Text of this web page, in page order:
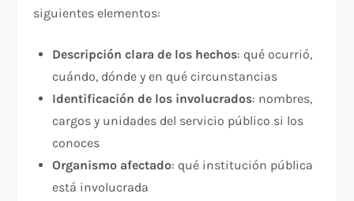
siguientes elementos:
Descripción clara de los hechos: qué ocurrió,
cuándo, dónde y en qué circunstancias
Identificación de los involucrados: nombres,
cargos y unidades del servicio público si los
conoces
Organismo afectado: qué institución pública
está involucrada